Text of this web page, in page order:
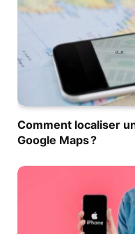
Comment localiser
Google Maps ?